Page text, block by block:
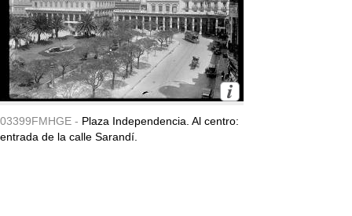
03399FMHGE - Plaza Independencia. Al centro:
entrada de la calle Sarandí.